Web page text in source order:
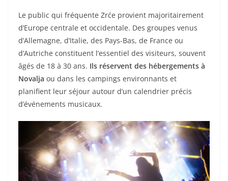
Le public qui fréquente Zrće provient majoritairement
d’Europe centrale et occidentale. Des groupes venus
d’Allemagne, d’Italie, des Pays-Bas, de France ou
d’Autriche constituent l’essentiel des visiteurs, souvent
âgés de 18 à 30 ans. Ils réservent des hébergements à
Novalja ou dans les campings environnants et
planifient leur séjour autour d’un calendrier précis
d’événements musicaux.